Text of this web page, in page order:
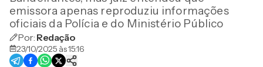
emissora apenas reproduziu informações
oficiais da Polícia e do Ministério Público
Por: Redação
23/10/2025 às 15:16